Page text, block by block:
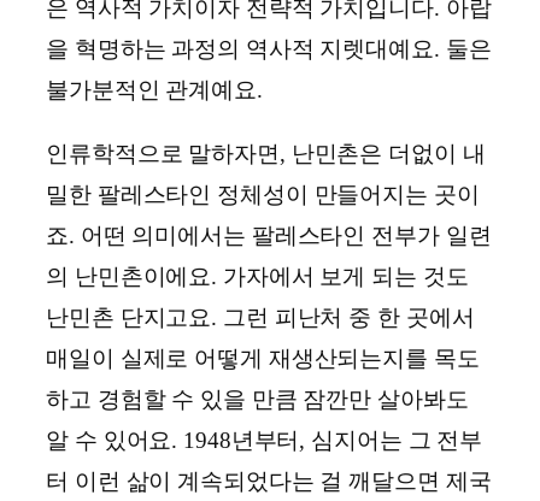
은 역사적 가치이자 전략적 가치입니다. 아랍
을 혁명하는 과정의 역사적 지렛대예요. 둘은
불가분적인 관계예요.
인류학적으로 말하자면, 난민촌은 더없이 내
밀한 팔레스타인 정체성이 만들어지는 곳이
죠. 어떤 의미에서는 팔레스타인 전부가 일련
의 난민촌이에요. 가자에서 보게 되는 것도
난민촌 단지고요. 그런 피난처 중 한 곳에서
매일이 실제로 어떻게 재생산되는지를 목도
하고 경험할 수 있을 만큼 잠깐만 살아봐도
알 수 있어요. 1948년부터, 심지어는 그 전부
터 이런 삶이 계속되었다는 걸 깨달으면 제국